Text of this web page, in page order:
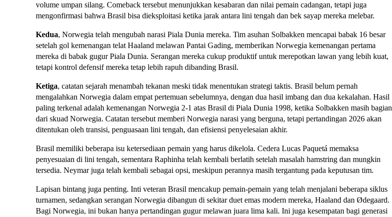
volume umpan silang. Comeback tersebut menunjukkan kesabaran dan nilai pemain cadangan, tetapi juga
mengonfirmasi bahwa Brasil bisa dieksploitasi ketika jarak antara lini tengah dan bek sayap mereka melebar.
Kedua, Norwegia telah mengubah narasi Piala Dunia mereka. Tim asuhan Solbakken mencapai babak 16 besar
setelah gol kemenangan telat Haaland melawan Pantai Gading, memberikan Norwegia kemenangan pertama
mereka di babak gugur Piala Dunia. Serangan mereka cukup produktif untuk merepotkan lawan yang lebih kuat,
tetapi kontrol defensif mereka tetap lebih rapuh dibanding Brasil.
Ketiga, catatan sejarah menambah tekanan meski tidak menentukan strategi taktis. Brasil belum pernah
mengalahkan Norwegia dalam empat pertemuan sebelumnya, dengan dua hasil imbang dan dua kekalahan. Hasil
paling terkenal adalah kemenangan Norwegia 2-1 atas Brasil di Piala Dunia 1998, ketika Solbakken masih bagian
dari skuad Norwegia. Catatan tersebut memberi Norwegia narasi yang berguna, tetapi pertandingan 2026 akan
ditentukan oleh transisi, penguasaan lini tengah, dan efisiensi penyelesaian akhir.
Brasil memiliki beberapa isu ketersediaan pemain yang harus dikelola. Cedera Lucas Paquetá memaksa
penyesuaian di lini tengah, sementara Raphinha telah kembali berlatih setelah masalah hamstring dan mungkin
tersedia. Neymar juga telah kembali sebagai opsi, meskipun perannya masih tergantung pada keputusan tim.
Lapisan bintang juga penting. Inti veteran Brasil mencakup pemain-pemain yang telah menjalani beberapa siklus
turnamen, sedangkan serangan Norwegia dibangun di sekitar duet emas modern mereka, Haaland dan Ødegaard.
Bagi Norwegia, ini bukan hanya pertandingan gugur melawan juara lima kali. Ini juga kesempatan bagi generasi